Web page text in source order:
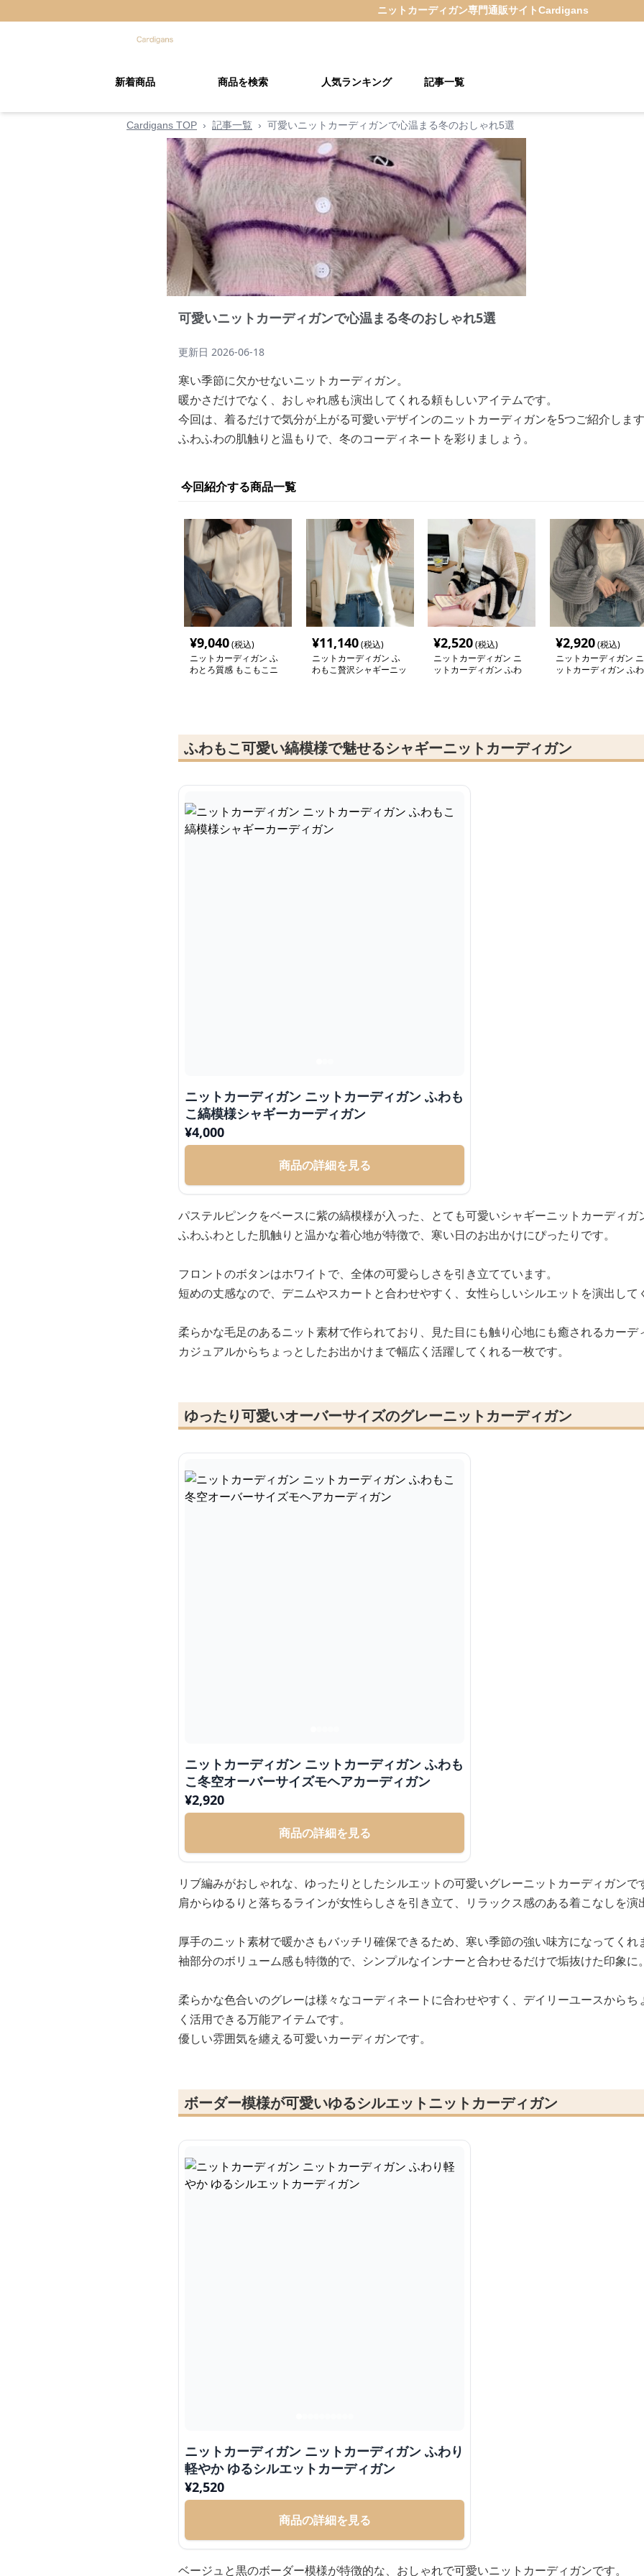
ニットカーディガン専門通販サイトCardigans
新着商品 商品を検索 人気ランキング 記事一覧
Cardigans TOP › 記事一覧 › 可愛いニットカーディガンで心温まる冬のおしゃれ5選
可愛いニットカーディガンで心温まる冬のおしゃれ5選
更新日 2026-06-18
寒い季節に欠かせないニットカーディガン。
暖かさだけでなく、おしゃれ感も演出してくれる頼もしいアイテムです。
今回は、着るだけで気分が上がる可愛いデザインのニットカーディガンを5つご紹介しま
ふわふわの肌触りと温もりで、冬のコーディネートを彩りましょう。
今回紹介する商品一覧
¥9,040(税込)
ニットカーディガン ふ
わとろ質感 もこもこニ
¥11,140(税込)
ニットカーディガン ふ
わもこ贅沢シャギーニッ
¥2,520(税込)
ニットカーディガン ニ
ットカーディガン ふわ
¥2,920(税込)
ニットカーディガン ニ
ットカーディガン ふわ
ふわもこ可愛い縞模様で魅せるシャギーニットカーディガン
ニットカーディガン ニットカーディガン ふわも
こ縞模様シャギーカーディガン
¥4,000
商品の詳細を見る
パステルピンクをベースに紫の縞模様が入った、とても可愛いシャギーニットカーディガ
ふわふわとした肌触りと温かな着心地が特徴で、寒い日のお出かけにぴったりです。
フロントのボタンはホワイトで、全体の可愛らしさを引き立てています。
短めの丈感なので、デニムやスカートと合わせやすく、女性らしいシルエットを演出して
柔らかな毛足のあるニット素材で作られており、見た目にも触り心地にも癒されるカーデ
カジュアルからちょっとしたお出かけまで幅広く活躍してくれる一枚です。
ゆったり可愛いオーバーサイズのグレーニットカーディガン
ニットカーディガン ニットカーディガン ふわも
こ冬空オーバーサイズモヘアカーディガン
¥2,920
商品の詳細を見る
リブ編みがおしゃれな、ゆったりとしたシルエットの可愛いグレーニットカーディガンで
肩からゆるりと落ちるラインが女性らしさを引き立て、リラックス感のある着こなしを演
厚手のニット素材で暖かさもバッチリ確保できるため、寒い季節の強い味方になってくれ
袖部分のボリューム感も特徴的で、シンプルなインナーと合わせるだけで垢抜けた印象に
柔らかな色合いのグレーは様々なコーディネートに合わせやすく、デイリーユースから
く活用できる万能アイテムです。
優しい雰囲気を纏える可愛いカーディガンです。
ボーダー模様が可愛いゆるシルエットニットカーディガン
ニットカーディガン ニットカーディガン ふわり
軽やか ゆるシルエットカーディガン
¥2,520
商品の詳細を見る
ベージュと黒のボーダー模様が特徴的な、おしゃれで可愛いニットカーディガンです。